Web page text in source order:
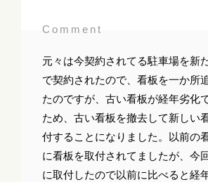
Comment
元々は今契約されてる駐車場を新
で契約されたので、看板を一か所
たのですが、古い看板が経年劣化
ため、古い看板を撤去して新しい
付することになりました。以前の
に看板を取付されてましたが、今
に取付したので以前に比べると経